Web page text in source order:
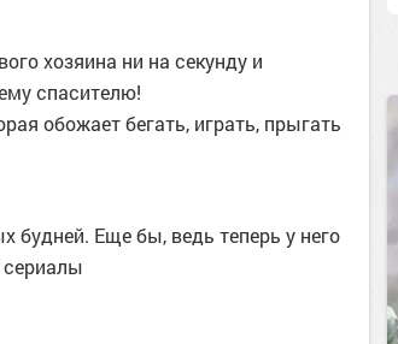
хозяина ни на секунду и
спасителю!
обожает бегать, играть, прыгать
будней. Еще бы, ведь теперь у него